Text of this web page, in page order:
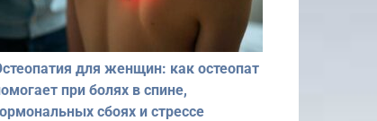
для женщин: как остеопат
при болях в спине,
сбоях и стрессе